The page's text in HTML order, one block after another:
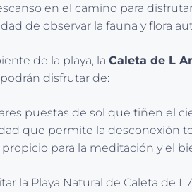
en el camino para
de observar la fauna y flora
de la playa, la Caleta de L
disfrutar de:
puestas de sol que tiñen el
que permite la desconexión
para la meditación y el
la Playa Natural de Caleta de